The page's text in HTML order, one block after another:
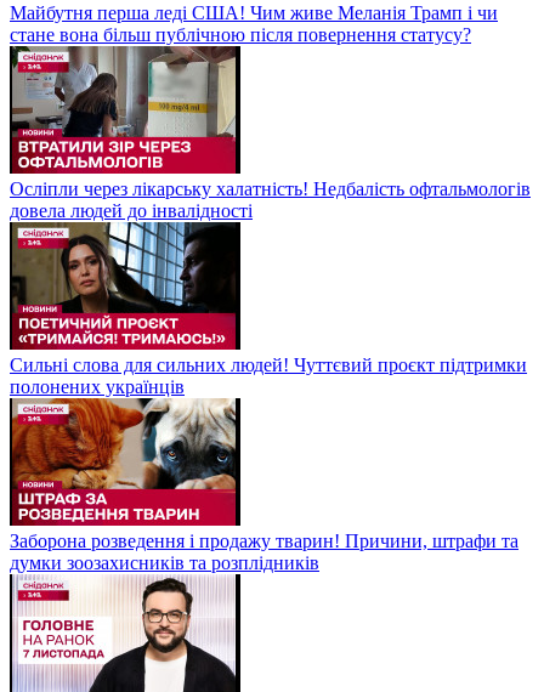
Майбутня перша леді США! Чим живе Меланія Трамп і чи
стане вона більш публічною після повернення статусу?
Осліпли через лікарську халатність! Недбалість офтальмологів
довела людей до інвалідності
Сильні слова для сильних людей! Чуттєвий проєкт підтримки
полонених українців
Заборона розведення і продажу тварин! Причини, штрафи та
думки зоозахисників та розплідників